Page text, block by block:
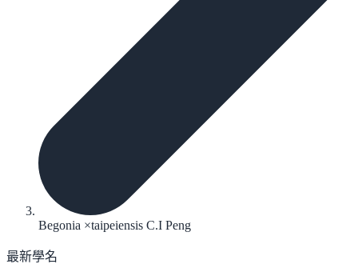
Begonia ×taipeiensis C.I Peng
最新學名